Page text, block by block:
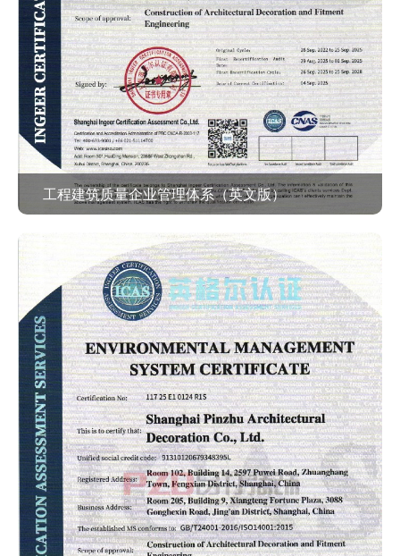
工程建筑质量企业管理体系（英文版）
查看作品 >